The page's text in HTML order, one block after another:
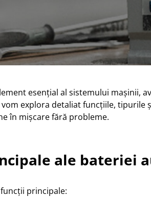
esențial al sistemului mașinii,
vom explora detaliat funcțiile,
în mișcare fără probleme.
ale bateriei
principale: